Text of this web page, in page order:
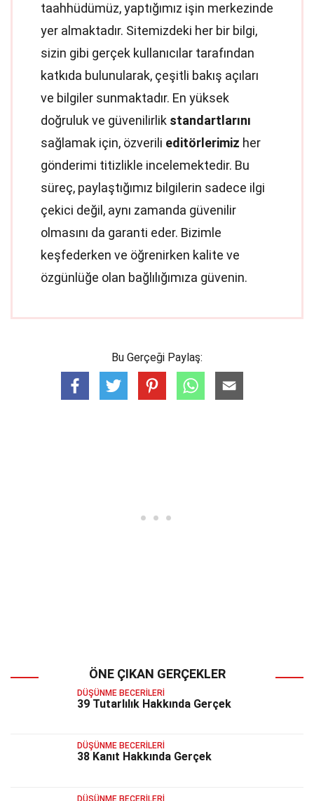
taahhüdümüz, yaptığımız işin merkezinde
yer almaktadır. Sitemizdeki her bir bilgi,
sizin gibi gerçek kullanıcılar tarafından
katkıda bulunularak, çeşitli bakış açıları
ve bilgiler sunmaktadır. En yüksek
doğruluk ve güvenilirlik standartlarını
sağlamak için, özverili editörlerimiz her
gönderimi titizlikle incelemektedir. Bu
süreç, paylaştığımız bilgilerin sadece ilgi
çekici değil, aynı zamanda güvenilir
olmasını da garanti eder. Bizimle
keşfederken ve öğrenirken kalite ve
özgünlüğe olan bağlılığımıza güvenin.
Bu Gerçeği Paylaş:
ÖNE ÇIKAN GERÇEKLER
DÜŞÜNME BECERILERI
39 Tutarlılık Hakkında Gerçek
DÜŞÜNME BECERILERI
38 Kanıt Hakkında Gerçek
DÜŞÜNME BECERILERI